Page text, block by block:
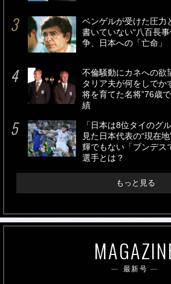
ベンゲルが受けた圧力
書いていない“八百長
争、日本への「亡命」
不倫騒動にカネへの
タリア夫が何をしでか
将を育てた名将”76歳
績
「日本は8位タイのグ
見た日本代表の“現在
輝でもない「ブンデス
選手とは？
もっと見る
最新号